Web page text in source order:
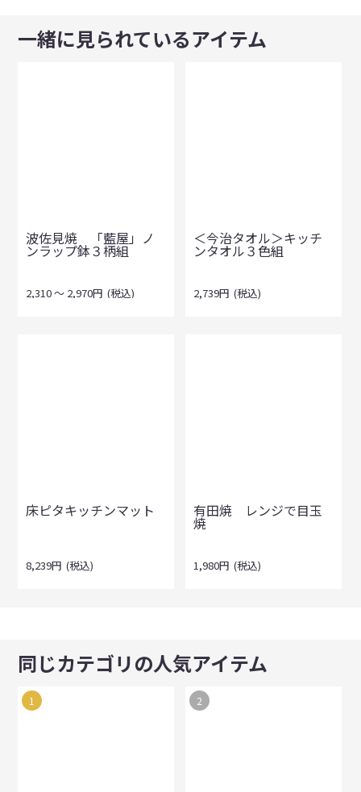
一緒に見られているアイテム
波佐見焼 「藍屋」ノ
ンラップ鉢３柄組
2,310～ 2,970円 (税込)
＜今治タオル＞キッチ
ンタオル３色組
2,739円 (税込)
床ピタキッチンマット
8,239円 (税込)
有田焼 レンジで目玉
焼
1,980円 (税込)
同じカテゴリの人気アイテム
1 2